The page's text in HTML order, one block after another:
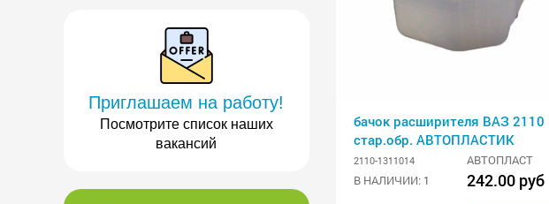
Приглашаем на работу!
Посмотрите список наших
вакансий
бачок расширителя ВАЗ 2110
стар.обр. АВТОПЛАСТИК
2110-1311014
АВТОПЛАСТ
В НАЛИЧИИ: 1
242.00 руб